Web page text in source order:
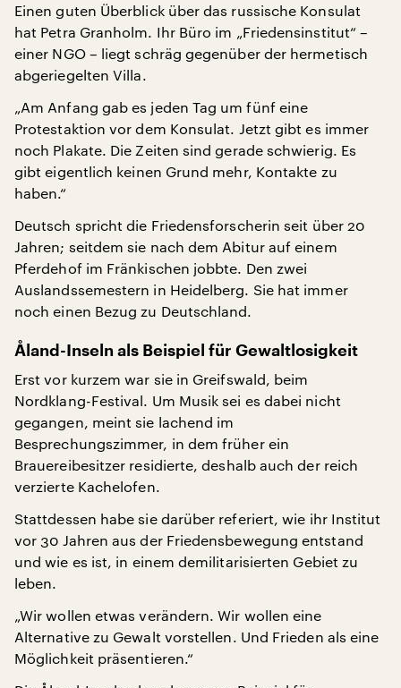
Einen guten Überblick über das russische Konsulat
hat Petra Granholm. Ihr Büro im „Friedensinstitut“ –
einer NGO – liegt schräg gegenüber der hermetisch
abgeriegelten Villa.
„Am Anfang gab es jeden Tag um fünf eine
Protestaktion vor dem Konsulat. Jetzt gibt es immer
noch Plakate. Die Zeiten sind gerade schwierig. Es
gibt eigentlich keinen Grund mehr, Kontakte zu
haben.“
Deutsch spricht die Friedensforscherin seit über 20
Jahren; seitdem sie nach dem Abitur auf einem
Pferdehof im Fränkischen jobbte. Den zwei
Auslandssemestern in Heidelberg. Sie hat immer
noch einen Bezug zu Deutschland.
Åland-Inseln als Beispiel für Gewaltlosigkeit
Erst vor kurzem war sie in Greifswald, beim
Nordklang-Festival. Um Musik sei es dabei nicht
gegangen, meint sie lachend im
Besprechungszimmer, in dem früher ein
Brauereibesitzer residierte, deshalb auch der reich
verzierte Kachelofen.
Stattdessen habe sie darüber referiert, wie ihr Institut
vor 30 Jahren aus der Friedensbewegung entstand
und wie es ist, in einem demilitarisierten Gebiet zu
leben.
„Wir wollen etwas verändern. Wir wollen eine
Alternative zu Gewalt vorstellen. Und Frieden als eine
Möglichkeit präsentieren.“